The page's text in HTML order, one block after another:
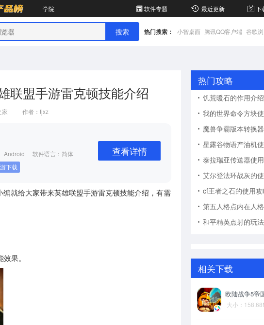
学院 软件专题 最近更新 下
热门搜索： 小智桌面 腾讯QQ客户端 谷歌
联盟手游雷克顿技能介绍
家 作者：tjxz
Android
软件语言：简体
下载
查看详情
就给大家带来英雄联盟手游雷克顿技能介绍，有需
果。
热门攻略
饥荒暖石的作用介绍
我的世界命令方块
魔兽争霸版本转换
星露谷物语产油机
泰拉瑞亚传送器使
艾尔登法环战灰的
cf王者之石的使用攻
第五人格点内在人
和平精英点射的玩
相关下载
欧陆战争5帝
大小：